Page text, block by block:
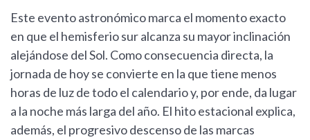
Este evento astronómico marca el momento exacto
en que el hemisferio sur alcanza su mayor inclinación
alejándose del Sol. Como consecuencia directa, la
jornada de hoy se convierte en la que tiene menos
horas de luz de todo el calendario y, por ende, da lugar
a la noche más larga del año. El hito estacional explica,
además, el progresivo descenso de las marcas